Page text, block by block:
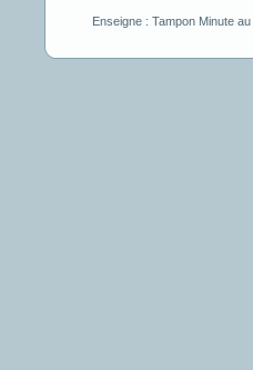
Enseigne : Tampon Minuteau